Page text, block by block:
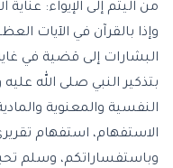
من اليتم إلى الإيواء:
وإذا بالقرآن في الآيات
البشارات إلى قضية في
بتذكير النبي صلى الله
النفسية والمعنوية
الاستفهام، استفهام
وباستفساراتكم، وسلم